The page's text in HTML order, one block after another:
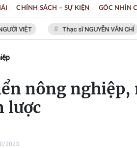
Thạc sĩ NGUYỄN VĂN CHÍ
CHÍNH SÁCH – SỰ KIỆN GÓC NHÌN
nông
lược
2023